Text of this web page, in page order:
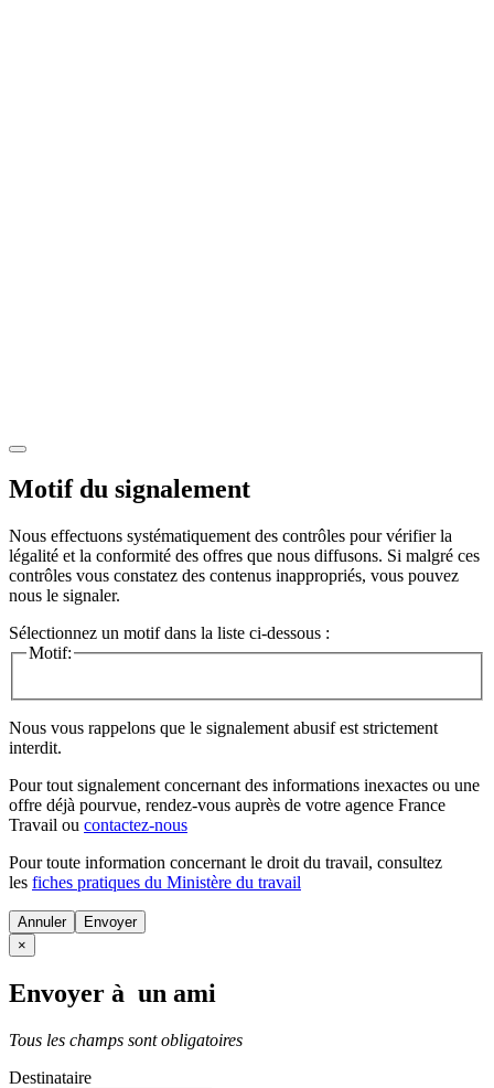
Motif du signalement
Nous effectuons systématiquement des contrôles pour vérifier la
légalité et la conformité des offres que nous diffusons. Si malgré ces
contrôles vous constatez des contenus inappropriés, vous pouvez
nous le signaler.
Sélectionnez un motif dans la liste ci-dessous :
Motif:
Nous vous rappelons que le signalement abusif est strictement
interdit.
Pour tout signalement concernant des informations inexactes ou une
offre déjà pourvue, rendez-vous auprès de votre agence France
Travail ou contactez-nous
Pour toute information concernant le droit du travail, consultez
les fiches pratiques du Ministère du travail
Annuler
×
Envoyer à un ami
Tous les champs sont obligatoires
Destinataire